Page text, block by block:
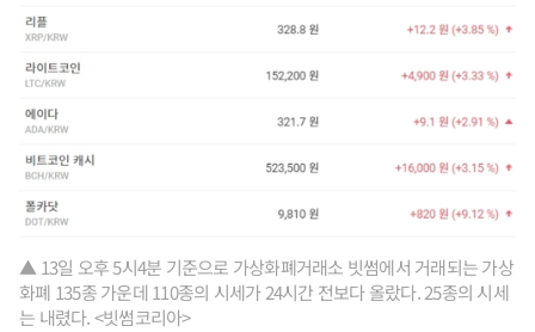
▲ 13일 오후 5시4분 기준으로 가상화폐거래소 빗썸에서 거래되는 가상
화폐 135종 가운데 110종의 시세가 24시간 전보다 올랐다. 25종의 시세
는 내렸다. <빗썸코리아>